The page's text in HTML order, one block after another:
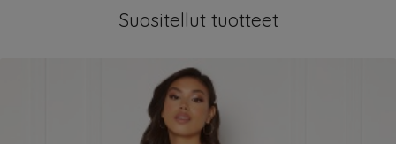
Suositellut tuotteet